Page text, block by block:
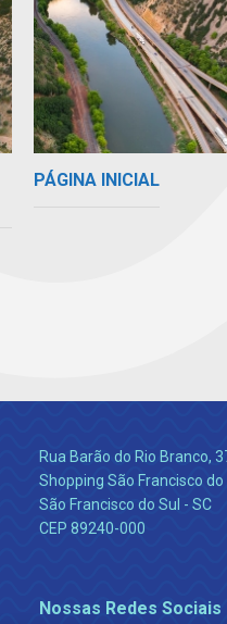
PÁGINA INICIAL
Rua Barão do Rio Branco,
Shopping São Francisco do
São Francisco do Sul - SC
CEP 89240-000
Nossas Redes Sociais